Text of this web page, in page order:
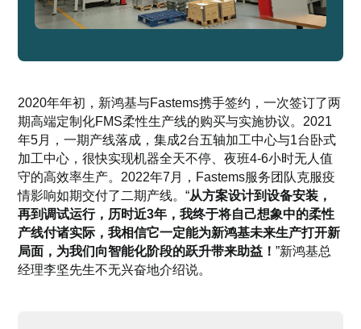
2020年年初，新鸿基与Fastems携手签约，一次签订了两
期高端定制化FMS柔性生产线的购买与实施协议。2021
年5月，一期产线落成，集成2台五轴加工中心与1台卧式
加工中心，很快实现机器全天不停、夜班4-6小时无人值
守的高效率生产。2022年7月，Fastems服务团队克服疫
情影响如期交付了二期产线。“从方案设计到设备安装，
再到调试运行，历时近3年，我终于将自己想象中的柔性
产线付诸实际，我相信它一定能为新鸿基未来生产打开新
局面，为我们向智能化阶段的跃升带来助益！”新鸿基总
经理李坚先生不无兴奋地介绍说。